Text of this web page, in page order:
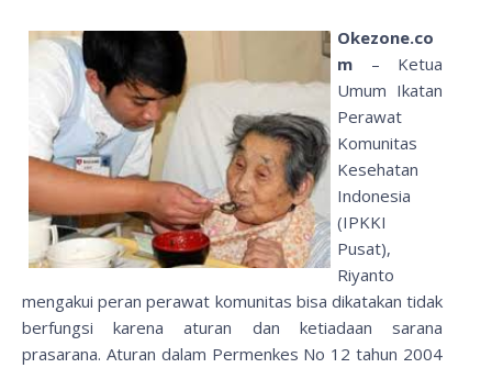
Okezone.co
m – Ketua
Umum Ikatan
Perawat
Komunitas
Kesehatan
Indonesia
(IPKKI
Pusat),
Riyanto
mengakui peran perawat komunitas bisa dikatakan tidak
berfungsi karena aturan dan ketiadaan sarana
prasarana. Aturan dalam Permenkes No 12 tahun 2004